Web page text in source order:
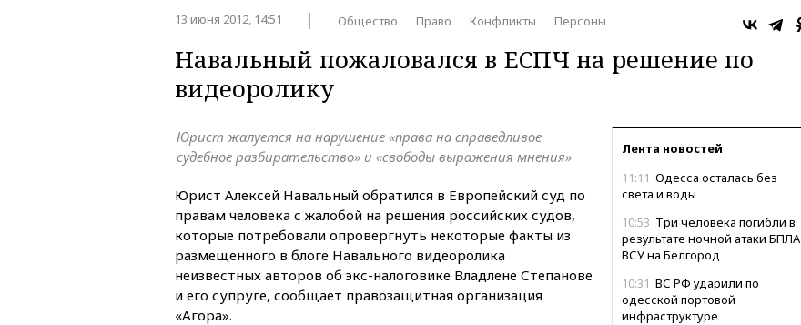
13 июня 2012, 14:51 Общество Право Конфликты Персоны
Навальный пожаловался в ЕСПЧ на решение по
видеоролику
Лента новостей
11:11 Одесса осталась без
света и воды
10:53 Три человека погибли в
результате ночной атаки БПЛА
ВСУ на Белгород
10:31 ВС РФ ударили по
одесской портовой
инфраструктуре
Юрист жалуется на нарушение «права на справедливое
судебное разбирательство» и «свободы выражения мнения»
Юрист Алексей Навальный обратился в Европейский суд по
правам человека с жалобой на решения российских судов,
которые потребовали опровергнуть некоторые факты из
размещенного в блоге Навального видеоролика
неизвестных авторов об экс-налоговике Владлене Степанове
и его супруге, сообщает правозащитная организация
«Агора».